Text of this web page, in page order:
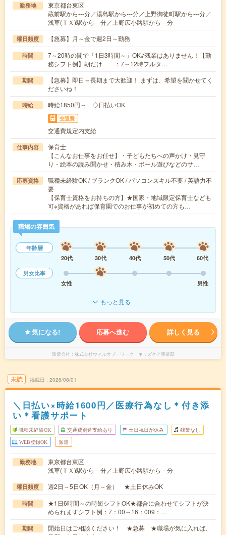
勤務地
東京都台東区
蔵前駅から---分／湯島駅から---分／上野御徒町駅から---分／
浅草(ＴＸ)駅から---分／上野広小路駅から---分
曜日頻度 【急募】月～金で週2日～勤務
時間
7～20時の間で「1日3時間～」OK♪残業はありません！【勤
務シフト例】朝だけ ：7～12時フルタ…
期間
【急募】即日～長期まで大歓迎！ まずは、希望を聞かせてく
ださいね！
時給 時給1850円～ ◇日払いOK
交通費
交通費規定内支給
仕事内容
保育士
【こんなお仕事をお任せ】・子どもたちへの声かけ・見守
り・絵本の読み聞かせ・積み木・ボール遊びなどのサ…
応募資格
職種未経験OK / ブランクOK / パソコンスキル不要 / 英語力不
要
【保育士資格をお持ちの方】★国家・地域限定保育士なども
可※資格があれば保育園でのお仕事が初めての方も…
職場の雰囲気
年齢層
20代
30代 40代 50代
60代
男女比率
女性
男性
もっと見る
気になる! 応募へ進む 詳しく見る
派遣会社 株式会社ウィルオブ・ワーク キッズケア事業部
未読 掲載日 2026/08/01
＼日払い×時給1600円／医療行為なし＊付き添
い＊看護サポート
職種未経験OK 交通費別途支給あり 土日祝日が休み 残業なし
WEB登録OK 派遣
勤務地
東京都台東区
浅草(ＴＸ)駅から---分／上野広小路駅から---分
曜日頻度 週2日～5日OK（月～金） ★土日休みOK
時間
★1日6時間～の時短シフトOK★都合に合わせてシフトが決
められますシフト例：7：00～16：009：…
期間
開始日はご相談ください！ ★急募 ★職場が気に入れば、